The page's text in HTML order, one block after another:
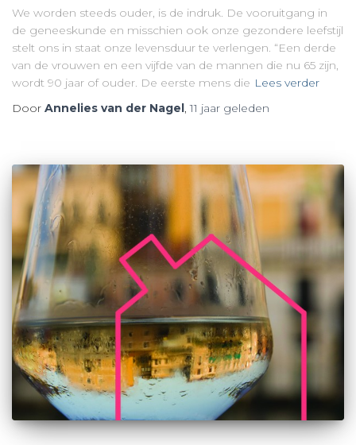
We worden steeds ouder, is de indruk. De vooruitgang in
de geneeskunde en misschien ook onze gezondere leefstijl
stelt ons in staat onze levensduur te verlengen. “Een derde
van de vrouwen en een vijfde van de mannen die nu 65 zijn,
wordt 90 jaar of ouder. De eerste mens die Lees verder
Door Annelies van der Nagel,11 jaar geleden